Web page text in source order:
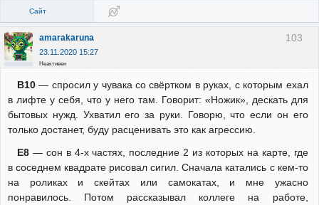
Сайт
103
amarakaruna
23.11.2020 15:27
Неактивен
В10— спросил у чувака со свёртком в руках, с которым ехал
в лифте у себя, что у него там. Говорит: «Ножик», дескать для
бытовых нужд. Ухватил его за руки. Говорю, что если он его
только достанет, буду расценивать это как агрессию.
Е8— сон в 4-х частях, последние 2 из которых на карте, где
в соседнем квадрате рисовал сигил. Сначала катались с кем-то
на роликах и скейтах или самокатах, и мне ужасно
понравилось. Потом рассказывал коллеге на работе,